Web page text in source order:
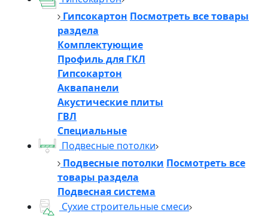
Гипсокартон Посмотреть все товары
раздела
Комплектующие
Профиль для ГКЛ
Гипсокартон
Аквапанели
Акустические плиты
ГВЛ
Специальные
Подвесные потолки
Подвесные потолки Посмотреть все
товары раздела
Подвесная система
Сухие строительные смеси